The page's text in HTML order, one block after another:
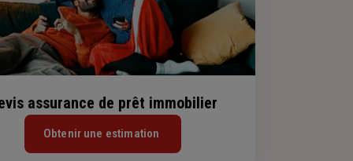
assurance de prêt immobilier
Obtenir une estimation